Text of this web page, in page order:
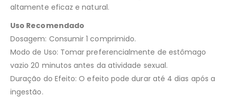
altamente eficaz e natural.
Uso Recomendado
Dosagem: Consumir 1 comprimido.
Modo de Uso: Tomar preferencialmente de estômago
vazio 20 minutos antes da atividade sexual.
Duração do Efeito: O efeito pode durar até 4 dias após a
ingestão.